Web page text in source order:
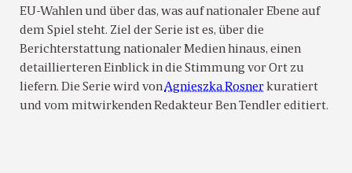
EU-Wahlen und über das, was auf nationaler Ebene auf
dem Spiel steht. Ziel der Serie ist es, über die
Berichterstattung nationaler Medien hinaus, einen
detaillierteren Einblick in die Stimmung vor Ort zu
liefern. Die Serie wird vonAgnieszka Rosnerkuratiert
und vom mitwirkenden Redakteur Ben Tendler editiert.